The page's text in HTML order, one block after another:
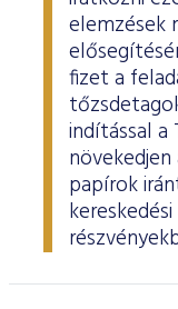
elemzések
fizet a
indítással a
papírok